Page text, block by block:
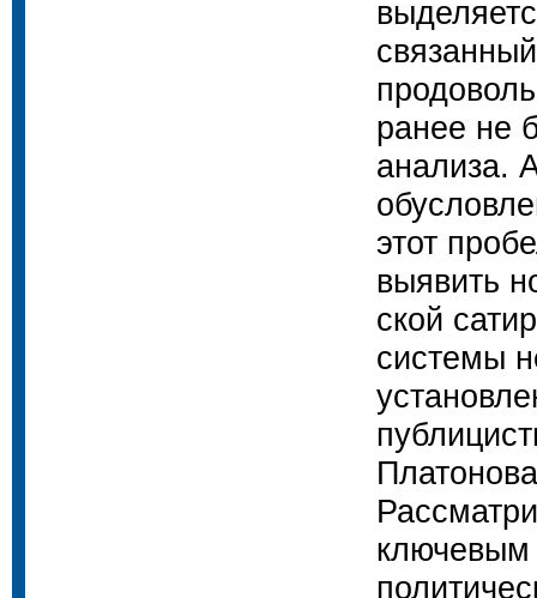
ранее не
анализа.
этот
выявить
ской
системы
ключевым